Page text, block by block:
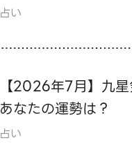
占い
【2026年7月】九星
あなたの運勢は？
占い